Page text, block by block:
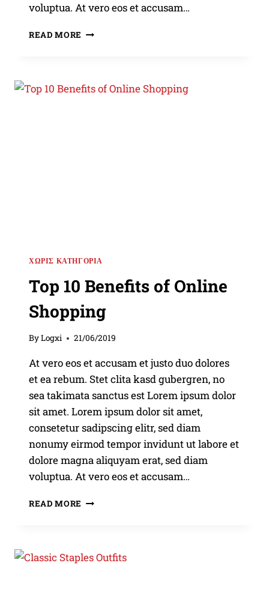
voluptua. At vero eos et accusam…
READ MORE PALM
ΧΩΡΊΣ ΚΑΤΗΓΟΡΊΑ
Top 10 Benefits of Online
Shopping
ByLogxi 21/06/2019
At vero eos et accusam et justo duo dolores
et ea rebum. Stet clita kasd gubergren, no
sea takimata sanctus est Lorem ipsum dolor
sit amet. Lorem ipsum dolor sit amet,
consetetur sadipscing elitr, sed diam
nonumy eirmod tempor invidunt ut labore et
dolore magna aliquyam erat, sed diam
voluptua. At vero eos et accusam…
READ MORE TOP
SHOPPING